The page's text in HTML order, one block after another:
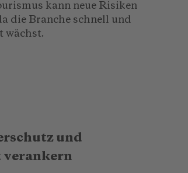
kann neue Risiken
die Branche schnell und
wächst.
und